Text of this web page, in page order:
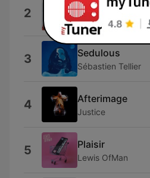
2 Leah
Marcus & Martinus
3 Sedulous
Sébastien Tellier
4 Afterimage
Justice
5 Plaisir
Lewis OfMan